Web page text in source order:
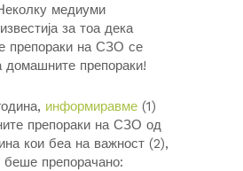
медиуми
за тоа дека
препораки на СЗО се
домашните препораки!
информиравме (1)
препораки на СЗО од
кои беа на важност (2),
беше препорачано: